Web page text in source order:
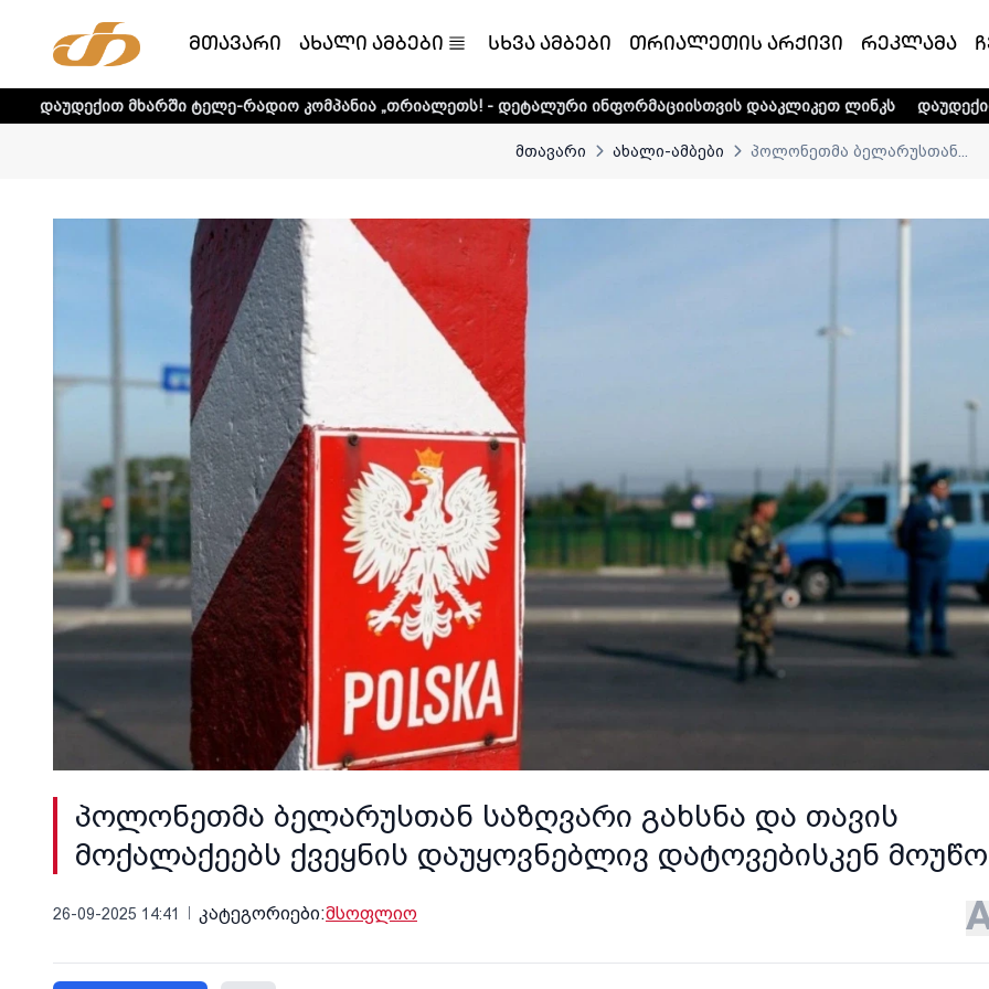
მთავარი ახალი ამბები სხვა ამბები თრიალეთის არქივი რეკლამა
ტელე-რადიო კომპანია „თრიალეთს! - დეტალური ინფორმაციისთვის დააკლიკეთ ლინკს დაუდექით მხარში
მთავარი ახალი-ამბები პოლონეთმა ბელარუსთან...
პოლონეთმა ბელარუსთან საზღვარი გახსნა და თავის
მოქალაქეებს ქვეყნის დაუყოვნებლივ დატოვებისკენ
26-09-2025 14:41 კატეგორიები:მსოფლიო